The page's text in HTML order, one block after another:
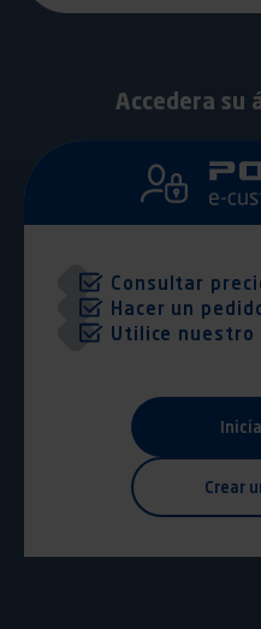
Accedera su
Consultar
Hacer un
Utilice
Crear